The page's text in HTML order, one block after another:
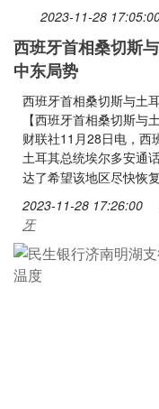
2023-11-28
西班牙首相桑切斯
中东局势
西班牙首相桑切斯与土
【西班牙首相桑切斯与
财联社11月28日电，西
土耳其总统埃尔多安通
达了希望该地区尽快恢
2023-11-28 17:26:00
牙